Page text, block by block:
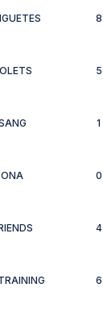
8
5
1
0
4
6